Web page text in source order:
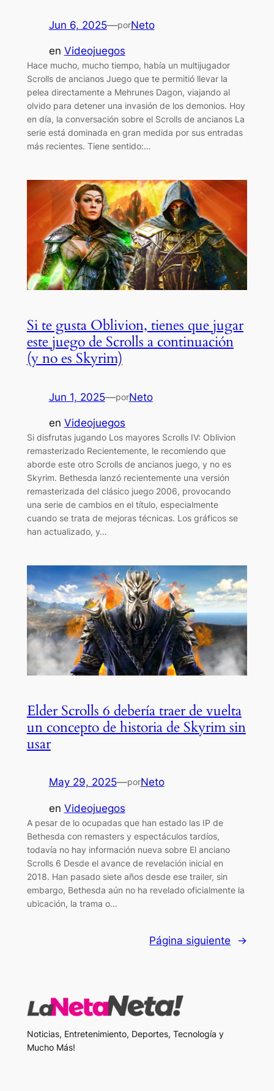
Jun 6, 2025—porNeto
en Videojuegos
Hace mucho, mucho tiempo, había un multijugador
Scrolls de ancianos Juego que te permitió llevar la
pelea directamente a Mehrunes Dagon, viajando al
olvido para detener una invasión de los demonios. Hoy
en día, la conversación sobre el Scrolls de ancianos La
serie está dominada en gran medida por sus entradas
más recientes. Tiene sentido:…
Si te gusta Oblivion, tienes que jugar
este juego de Scrolls a continuación
(y no es Skyrim)
Jun 1, 2025—porNeto
en Videojuegos
Si disfrutas jugando Los mayores Scrolls IV: Oblivion
remasterizado Recientemente, le recomiendo que
aborde este otro Scrolls de ancianos juego, y no es
Skyrim. Bethesda lanzó recientemente una versión
remasterizada del clásico juego 2006, provocando
una serie de cambios en el título, especialmente
cuando se trata de mejoras técnicas. Los gráficos se
han actualizado, y…
Elder Scrolls 6 debería traer de vuelta
un concepto de historia de Skyrim sin
usar
May 29, 2025—porNeto
en Videojuegos
A pesar de lo ocupadas que han estado las IP de
Bethesda con remasters y espectáculos tardíos,
todavía no hay información nueva sobre El anciano
Scrolls 6 Desde el avance de revelación inicial en
2018. Han pasado siete años desde ese trailer, sin
embargo, Bethesda aún no ha revelado oficialmente la
ubicación, la trama o…
Página siguiente →
Noticias, Entretenimiento, Deportes, Tecnología y
Mucho Más!